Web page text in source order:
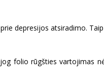
depresijos atsiradimo.
folio rūgšties vartojimas